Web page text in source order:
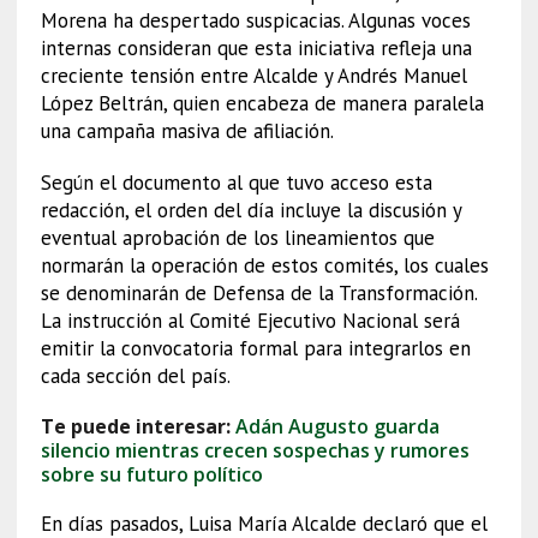
Morena ha despertado suspicacias. Algunas voces
internas consideran que esta iniciativa refleja una
creciente tensión entre Alcalde y Andrés Manuel
López Beltrán, quien encabeza de manera paralela
una campaña masiva de afiliación.
Según el documento al que tuvo acceso esta
redacción, el orden del día incluye la discusión y
eventual aprobación de los lineamientos que
normarán la operación de estos comités, los cuales
se denominarán de Defensa de la Transformación.
La instrucción al Comité Ejecutivo Nacional será
emitir la convocatoria formal para integrarlos en
cada sección del país.
Te puede interesar:Adán Augusto guarda
silencio mientras crecen sospechas y rumores
sobre su futuro político
En días pasados, Luisa María Alcalde declaró que el